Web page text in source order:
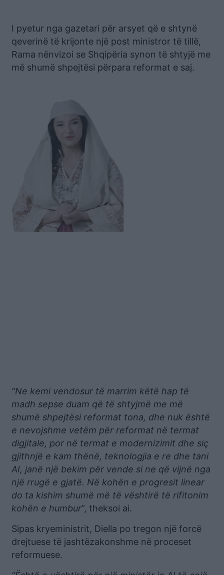
I pyetur nga gazetari për arsyet që e shtynë
qeverinë të krijonte një post ministror të tillë,
Rama nënvizoi se Shqipëria synon të shtyjë me
më shumë shpejtësi përpara reformat e saj.
“Ne kemi vendosur të marrim këtë hap të
madh sepse duam që të shtyjmë me më
shumë shpejtësi reformat tona, dhe nuk është
e nevojshme vetëm për reformat në termat
digjitale, por në termat e modernizimit dhe siç
gjithnjë e kam thënë, teknologjia e re dhe tani
AI, janë një bekim për vende si ne që vijnë nga
një rrugë e gjatë. Në kohën e progresit linear
do ta kishim shumë më të vështirë të rifitonim
kohën e humbur”, theksoi ai.
Sipas kryeministrit, Diella po tregon një forcë
drejtuese të jashtëzakonshme në proceset
reformuese.